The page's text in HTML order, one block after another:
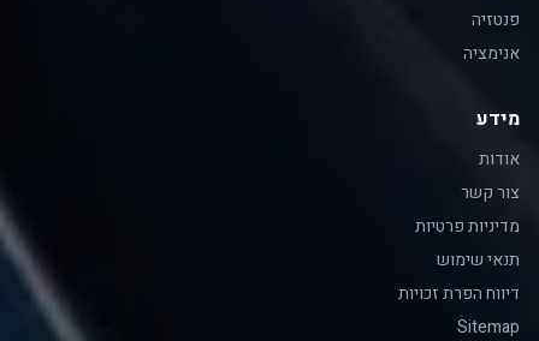
פנטזיה
אנימציה
מידע
אודות
צור קשר
מדיניות פרטיות
תנאי שימוש
דיווח הפרת זכויות
Sitemap